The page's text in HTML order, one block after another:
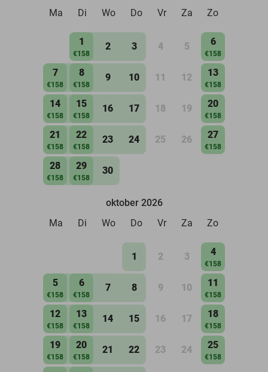
Ma
Di Wo Do Vr Za Zo
1
€158
2 3 4 5 6
€158
7
€158
8
€158
9 10 11 12 13
€158
14
€158
15
€158
16 17 18 19 20
€158
21
€158
22
€158
23 24 25 26 27
€158
28
€158
29
€158
30
oktober 2026
Ma
Di Wo Do Vr Za Zo
1 2 3 4
€158
5
€158
6
€158
7 8 9 10 11
€158
12
€158
13
€158
14 15 16 17 18
€158
19
€158
20
€158
21 22 23 24 25
€158